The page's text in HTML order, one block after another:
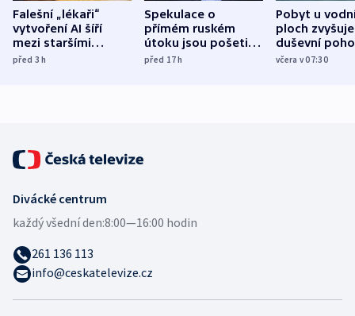
Falešní „lékaři“
vytvoření AI šíří
mezi staršími
Poláky nebezpečné
před 3h
Spekulace o
přímém ruském
útoku jsou pošetilé,
míní estonský
před 17h
Pobyt u
ploch zvyšuje
duševní
ukázala
včera v 07:30
Divácké centrum
každý všední den:8:00—16:00 hodin
261 136 113
info@ceskatelevize.cz